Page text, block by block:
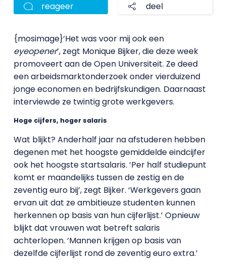
reageer deel
{mosimage}‘Het was voor mij ook een
eyeopener’, zegt Monique Bijker, die deze week
promoveert aan de Open Universiteit. Ze deed
een arbeidsmarktonderzoek onder vierduizend
jonge economen en bedrijfskundigen. Daarnaast
interviewde ze twintig grote werkgevers.
Hoge cijfers, hoger salaris
Wat blijkt? Anderhalf jaar na afstuderen hebben
degenen met het hoogste gemiddelde eindcijfer
ook het hoogste startsalaris. ‘Per half studiepunt
komt er maandelijks tussen de zestig en de
zeventig euro bij’, zegt Bijker. ‘Werkgevers gaan
ervan uit dat ze ambitieuze studenten kunnen
herkennen op basis van hun cijferlijst.’ Opnieuw
blijkt dat vrouwen wat betreft salaris
achterlopen. ‘Mannen krijgen op basis van
dezelfde cijferlijst rond de zeventig euro extra.’